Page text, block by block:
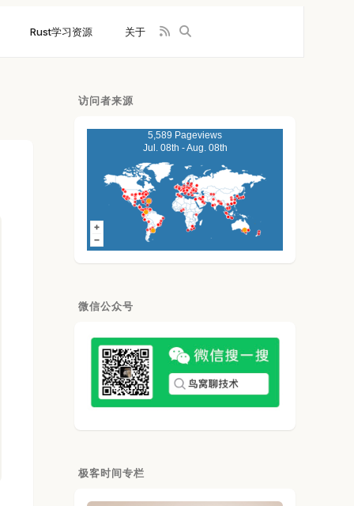
Rust学习资源 关于
访问者来源
5,589 Pageviews
Jul. 08th - Aug. 08th
微信公众号
极客时间专栏